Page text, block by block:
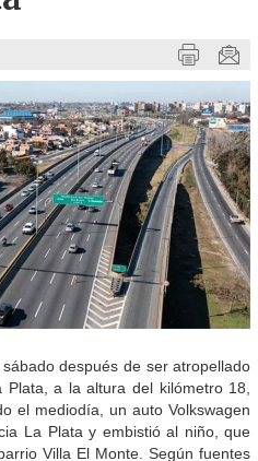
después de ser atropellado
a la altura del kilómetro 18,
el mediodía, un auto Volkswagen
La Plata y embistió al niño, que
Villa El Monte. Según fuentes